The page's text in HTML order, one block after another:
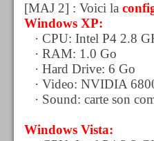
[MAJ 2] : Voici la
Windows XP:
· CPU: Intel P4 2.8
· RAM: 1.0 Go
· Hard Drive: 6 Go
· Video: NVIDIA
· Sound: carte son
Windows Vista: